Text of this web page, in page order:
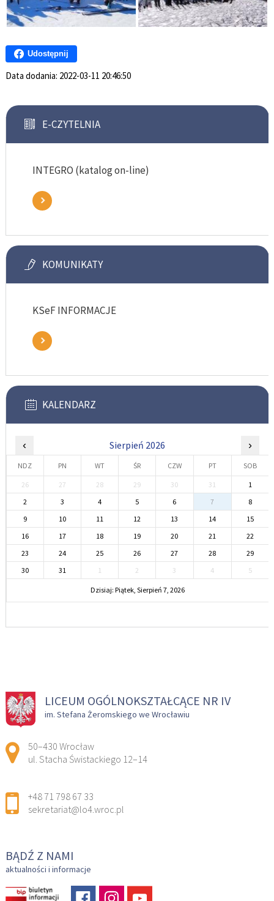
Udostępnij
Data dodania: 2022-03-11 20:46:50
E-CZYTELNIA
INTEGRO (katalog on-line)
KOMUNIKATY
KSeF INFORMACJE
KALENDARZ
‹ Sierpień 2026 ›
NDZ PN WT ŚR CZW PT SOB
26 27 28 29 30 31
1
2
3 4 5 6 7
8
9
10 11 12 13 14
15
16
17 18 19 20 21
22
23
24 25 26 27 28
29
30
31 1 2 3 4 5
Dzisiaj: Piątek, Sierpień 7, 2026
LICEUM OGÓLNOKSZTAŁCĄCE NR IV
im. Stefana Żeromskiego we Wrocławiu
Adres pocztowy:
50–430 Wrocław
ul. Stacha Świstackiego 12–14
+48 71 798 67 33
sekretariat@lo4.wroc.pl
BĄDŹ Z NAMI
aktualności i informacje